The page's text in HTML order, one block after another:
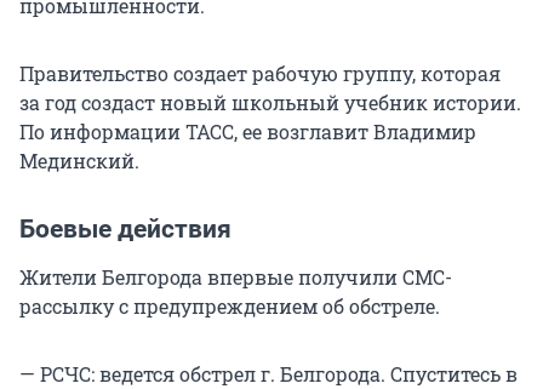
промышленности.
Правительство создает рабочую группу, которая
за год создаст новый школьный учебник истории.
По информации ТАСС, ее возглавит Владимир
Мединский.
Боевые действия
Жители Белгорода впервые получили СМС-
рассылку с предупреждением об обстреле.
— РСЧС: ведется обстрел г. Белгорода. Спуститесь в